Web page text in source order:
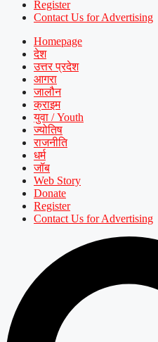
Register
Contact Us for Advertising
Homepage
देश
उत्तर प्रदेश
आगरा
जालौन
क्राइम
युवा / Youth
ज्योतिष
राजनीति
धर्म
जॉब
Web Story
Donate
Register
Contact Us for Advertising